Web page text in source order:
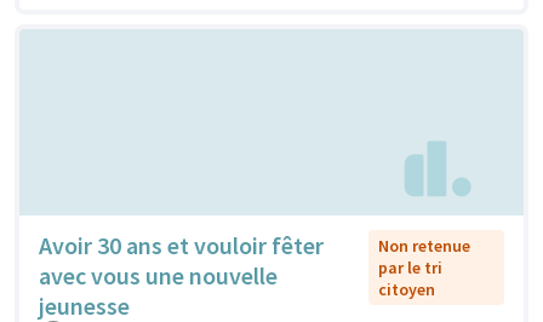
Avoir 30 ans et vouloir fêter
avec vous une nouvelle
jeunesse
Non retenue
par le tri
citoyen